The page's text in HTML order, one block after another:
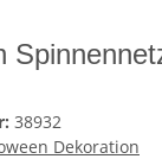
38932
Dekoration